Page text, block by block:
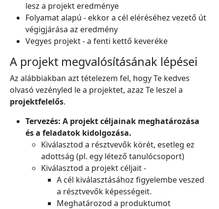
lesz a projekt eredménye
Folyamat alapú - ekkor a cél eléréséhez vezető út
végigjárása az eredmény
Vegyes projekt - a fenti kettő keveréke
A projekt megvalósításának lépései
Az alábbiakban azt tételezem fel, hogy Te kedves
olvasó vezényled le a projektet, azaz Te leszel a
projektfelelős.
Tervezés: A projekt céljainak meghatározása
és a feladatok kidolgozása.
Kiválasztod a résztvevők körét, esetleg ez
adottság (pl. egy létező tanulócsoport)
Kiválasztod a projekt céljait -
A cél kiválasztásához figyelembe veszed
a résztvevők képességeit.
Meghatározod a produktumot